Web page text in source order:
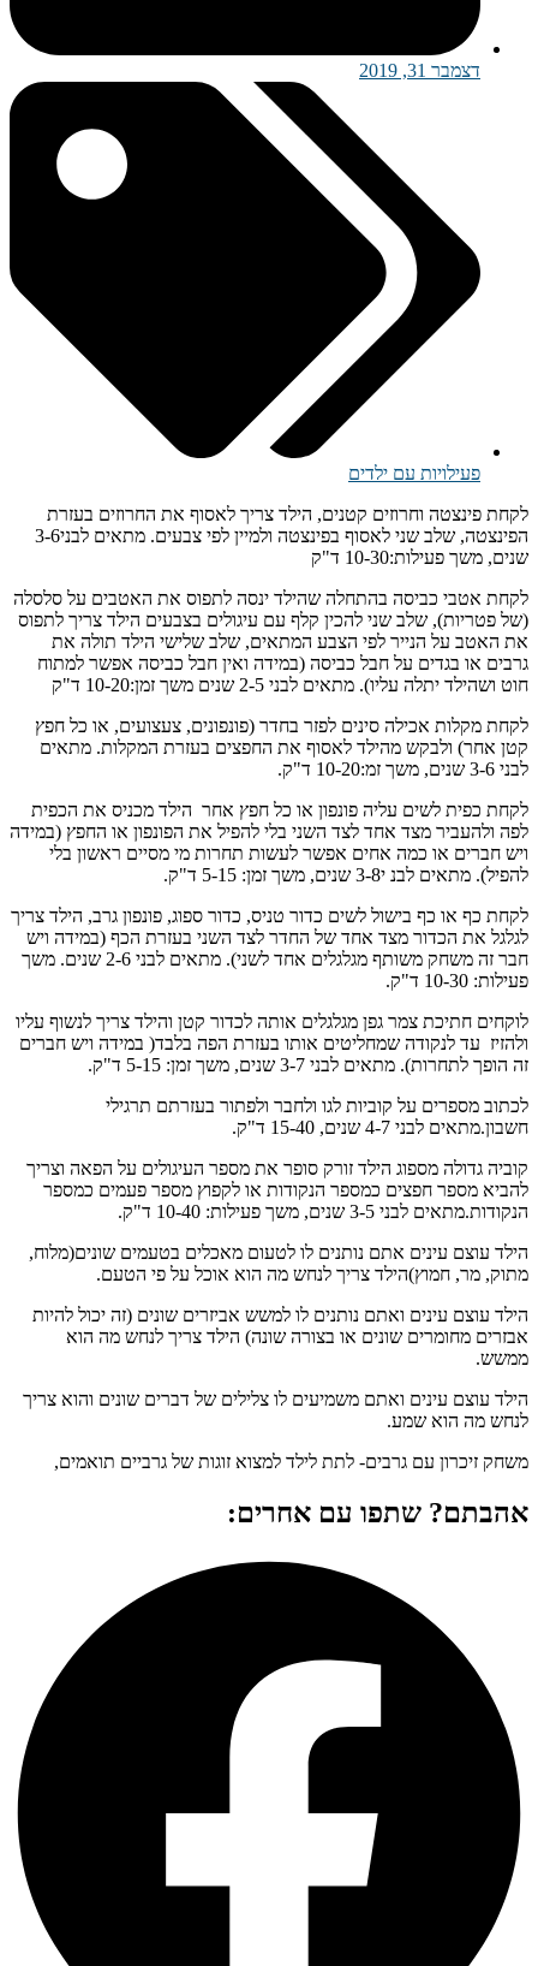
דצמבר 31, 2019
פעילויות עם ילדים
לקחת פינצטה וחרוזים קטנים, הילד צריך לאסוף את החרוזים בעזרת
הפינצטה, שלב שני לאסוף בפינצטה ולמיין לפי צבעים. מתאים לבני3-6
שנים, משך פעילות:10-30 ד"ק
לקחת אטבי כביסה בהתחלה שהילד ינסה לתפוס את האטבים על סלסלה
(של פטריות), שלב שני להכין קלף עם עיגולים בצבעים הילד צריך לתפוס
את האטב על הנייר לפי הצבע המתאים, שלב שלישי הילד תולה את
גרבים או בגדים על חבל כביסה (במידה ואין חבל כביסה אפשר למתוח
חוט ושהילד יתלה עליו). מתאים לבני 2-5 שנים משך זמן:10-20 ד"ק
לקחת מקלות אכילה סינים לפזר בחדר (פונפונים, צעצועים, או כל חפץ
קטן אחר) ולבקש מהילד לאסוף את החפצים בעזרת המקלות. מתאים
לבני 3-6 שנים, משך זמ:10-20 ד"ק.
לקחת כפית לשים עליה פונפון או כל חפץ אחר הילד מכניס את הכפית
לפה ולהעביר מצד אחד לצד השני בלי להפיל את הפונפון או החפץ (במידה
ויש חברים או כמה אחים אפשר לעשות תחרות מי מסיים ראשון בלי
להפיל). מתאים לבנ י3-8 שנים, משך זמן: 5-15 ד"ק.
לקחת כף או כף בישול לשים כדור טניס, כדור ספוג, פונפון גרב, הילד צריך
לגלגל את הכדור מצד אחד של החדר לצד השני בעזרת הכף (במידה ויש
חבר זה משחק משותף מגלגלים אחד לשני). מתאים לבני 2-6 שנים. משך
פעילות: 10-30 ד"ק.
לוקחים חתיכת צמר גפן מגלגלים אותה לכדור קטן והילד צריך לנשוף עליו
ולהזיז עד לנקודה שמחליטים אותו בעזרת הפה בלבד( במידה ויש חברים
זה הופך לתחרות). מתאים לבני 3-7 שנים, משך זמן: 5-15 ד"ק.
לכתוב מספרים על קוביות לגו ולחבר ולפתור בעזרתם תרגילי
חשבון.מתאים לבני 4-7 שנים, 15-40 ד"ק.
קוביה גדולה מספוג הילד זורק סופר את מספר העיגולים על הפאה וצריך
להביא מספר חפצים כמספר הנקודות או לקפוץ מספר פעמים כמספר
הנקודות.מתאים לבני 3-5 שנים, משך פעילות: 10-40 ד"ק.
הילד עוצם עינים אתם נותנים לו לטעום מאכלים בטעמים שונים(מלוח,
מתוק, מר, חמוץ)הילד צריך לנחש מה הוא אוכל על פי הטעם.
הילד עוצם עינים ואתם נותנים לו למשש אביזרים שונים (זה יכול להיות
אבזרים מחומרים שונים או בצורה שונה) הילד צריך לנחש מה הוא
ממשש.
הילד עוצם עינים ואתם משמיעים לו צלילים של דברים שונים והוא צריך
לנחש מה הוא שמע.
משחק זיכרון עם גרבים- לתת לילד למצוא זוגות של גרביים תואמים,
אהבתם? שתפו עם אחרים: